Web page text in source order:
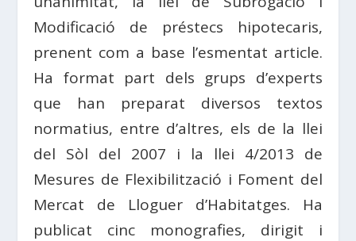
Modificació de préstecs hipotecaris,
prenent com a base l’esmentat article.
Ha format part dels grups d’experts
que han preparat diversos textos
normatius, entre d’altres, els de la llei
del Sòl del 2007 i la llei 4/2013 de
Mesures de Flexibilització i Foment del
Mercat de Lloguer d’Habitatges. Ha
publicat cinc monografies, dirigit i